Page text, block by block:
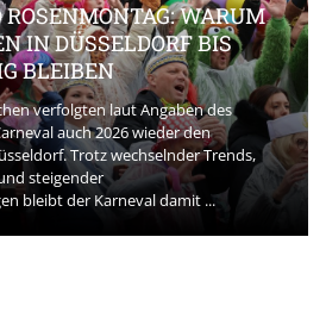
WARUM
IN DÜSSELDORF BIS
BLEIBEN
verfolgten laut Angaben des
auch 2026 wieder den
Trotz wechselnder Trends,
steigender
bleibt der Karneval damit ...